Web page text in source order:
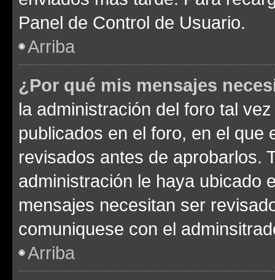
Panel de Control de Usuario.
Arriba
¿Por qué mis mensajes
la administración del foro tal
publicados en el foro, en el
revisados antes de aprobarlos.
administración le haya ubicado
mensajes necesitan ser
comuniquese con el
Arriba